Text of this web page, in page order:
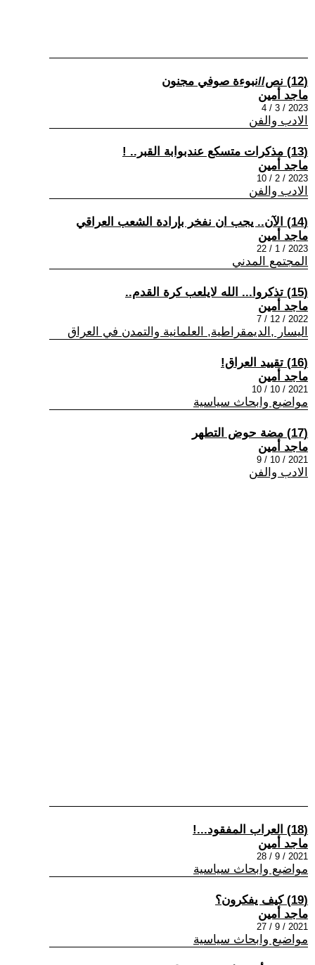
(12) نص//نبوءة صوفي مجنون
ماجد أمين
2023 / 3 / 4
الادب والفن
(13) مذكرات متسكع عندبوابة القبر.. !
ماجد أمين
2023 / 2 / 10
الادب والفن
(14) الآن.. يجب ان نفخر بإرادة الشعب العراقي
ماجد أمين
2023 / 1 / 22
المجتمع المدني
(15) تذكروا... الله لايلعب كرة القدم..
ماجد أمين
2022 / 12 / 7
اليسار ,الديمقراطية, العلمانية والتمدن في العراق
(16) تقييد العراق!
ماجد أمين
2021 / 10 / 10
مواضيع وابحاث سياسية
(17) مضة حوض التطهر
ماجد أمين
2021 / 10 / 9
الادب والفن
(18) العراب المفقود...!
ماجد أمين
2021 / 9 / 28
مواضيع وابحاث سياسية
(19) كيف يفكرون؟
ماجد أمين
2021 / 9 / 27
مواضيع وابحاث سياسية